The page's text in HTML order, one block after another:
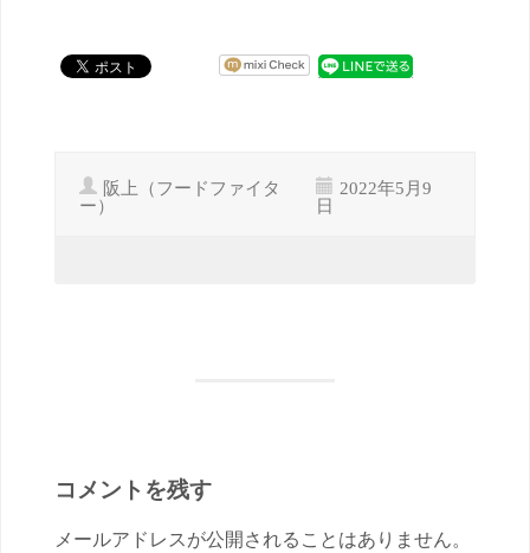
阪上（フードファイタ
ー）
2022年5月9
日
コメントを残す
メールアドレスが公開されることはありません。